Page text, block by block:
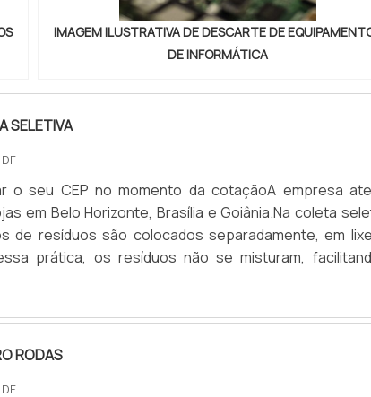
IMAGEM ILUSTRATIVA DE DESCARTE DE
DE INFORMÁTICA
SELETIVA
o seu CEP no momento da cotaçãoA empresa
em Belo Horizonte, Brasília e Goiânia.Na coleta
de resíduos são colocados separadamente, em
prática, os resíduos não se misturam,
por isso se utiliza o conjunto coleta
vez mais preocupada com a sustentabilidade e
ambiente. Nesse sentido, leis têm sido c.
RODAS